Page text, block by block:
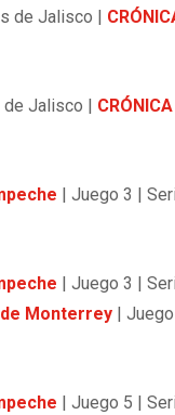
de Jalisco |
de Jalisco | CRÓNICA
| Juego 3 |
| Juego 3 |
Monterrey |
| Juego 5 |